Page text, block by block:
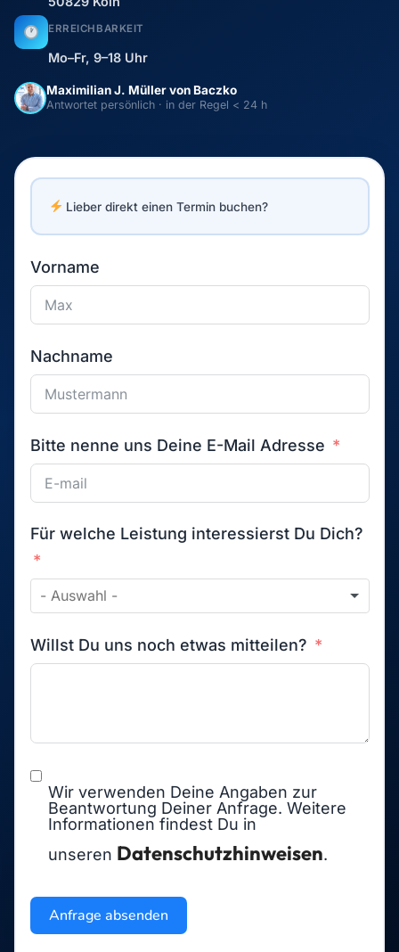
ERREICHBARKEIT
Mo–Fr, 9–18 Uhr
Maximilian J. Müller von Baczko
Antwortet persönlich · in der Regel < 24 h
Lieber direkt einen Termin buchen?
Vorname
Nachname
Bitte nenne uns Deine E-Mail Adresse
Für welche Leistung interessierst Du Dich?
Willst Du uns noch etwas mitteilen?
Wir verwenden Deine Angaben zur
Beantwortung Deiner Anfrage. Weitere
Informationen findest Du in
unseren Datenschutzhinweisen.
Anfrage absenden